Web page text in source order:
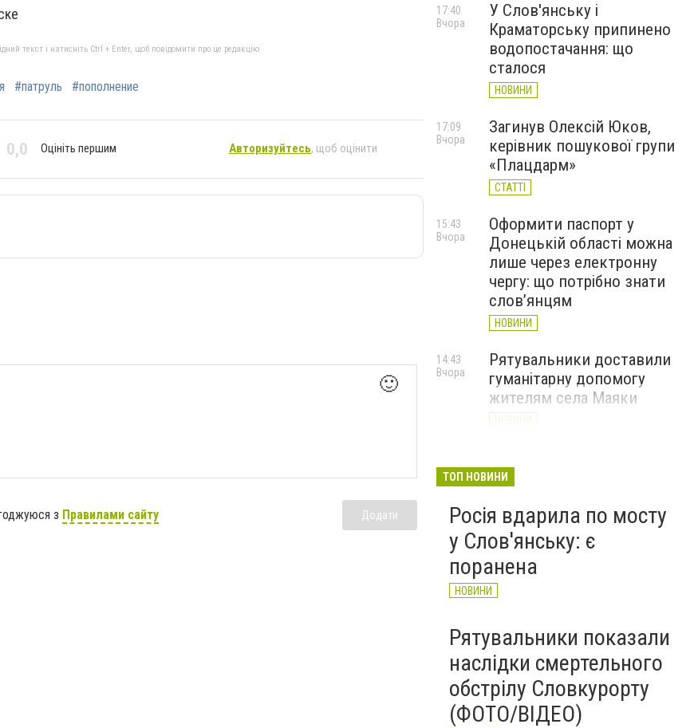
текст і натисніть Ctrl + Enter, щоб повідомити про це редакцію
#патруль #пополнение
0,0 Оцініть першим Авторизуйтесь, щоб оцінити
🙂
з Правилами сайту Додати
У Слов'янську і
Краматорську припинено
водопостачання: що
сталося
НОВИНИ
17:40
Вчора
Загинув Олексій Юков,
керівник пошукової групи
«Плацдарм»
СТАТТІ
17:09
Вчора
Оформити паспорт у
Донецькій області можна
лише через електронну
чергу: що потрібно знати
слов’янцям
НОВИНИ
15:43
Вчора
Рятувальники доставили
гуманітарну допомогу
жителям села Маяки
НОВИНИ
14:43
Вчора
онлайн-акція до Дня молоді
Вчора
ТОП НОВИНИ
Росія вдарила по мосту
у Слов'янську: є
поранена
НОВИНИ
Рятувальники показали
наслідки смертельного
обстрілу Словкурорту
(ФОТО/ВІДЕО)